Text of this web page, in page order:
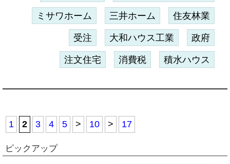
ミサワホーム 三井ホーム 住友林業
受注 大和ハウス工業 政府
注文住宅 消費税 積水ハウス
1 2 3 4 5 > 10 > 17
ピックアップ